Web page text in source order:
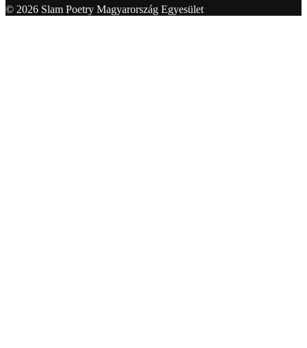
© 2026 Slam Poetry Magyarország Egyesület